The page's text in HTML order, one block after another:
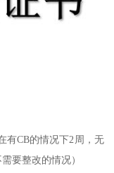
有CB的情况下2周，无
要整改的情况）